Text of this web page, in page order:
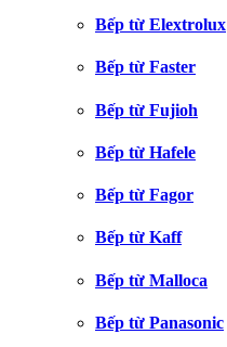
Bếp từ Elextrolux
Bếp từ Faster
Bếp từ Fujioh
Bếp từ Hafele
Bếp từ Fagor
Bếp từ Kaff
Bếp từ Malloca
Bếp từ Panasonic